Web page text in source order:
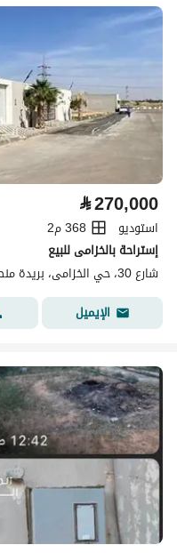
⃁270,000
استوديو
368 م2
إستراحة بالخزامى للبيع
شارع 30، حي الخزامى، بريدة منطقة القصيم
الإيميل